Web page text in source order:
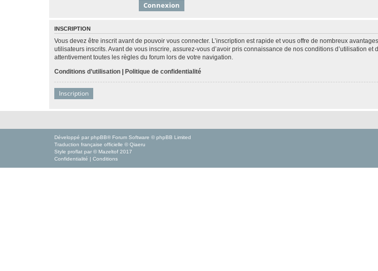
INSCRIPTION
Vous devez être inscrit avant de pouvoir vous connecter. L’inscription est rapide et vous offre de nombreux
utilisateurs inscrits. Avant de vous inscrire, assurez-vous d’avoir pris connaissance de nos conditions d’utilisation
attentivement toutes les règles du forum lors de votre navigation.
Conditions d’utilisation | Politique de confidentialité
Inscription
Développé par phpBB® Forum Software © phpBB Limited
Traduction française officielle © Qiaeru
Style proflat par © Mazeltof 2017
Confidentialité | Conditions